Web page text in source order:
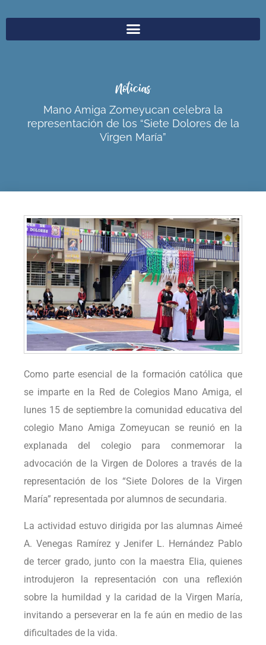
Noticias
Mano Amiga Zomeyucan celebra la
representación de los “Siete Dolores de la
Virgen María”
Como parte esencial de la formación católica que
se imparte en la Red de Colegios Mano Amiga, el
lunes 15 de septiembre la comunidad educativa del
colegio Mano Amiga Zomeyucan se reunió en la
explanada del colegio para conmemorar la
advocación de la Virgen de Dolores a través de la
representación de los “Siete Dolores de la Virgen
María” representada por alumnos de secundaria.
La actividad estuvo dirigida por las alumnas Aimeé
A. Venegas Ramírez y Jenifer L. Hernández Pablo
de tercer grado, junto con la maestra Elia, quienes
introdujeron la representación con una reflexión
sobre la humildad y la caridad de la Virgen María,
invitando a perseverar en la fe aún en medio de las
dificultades de la vida.